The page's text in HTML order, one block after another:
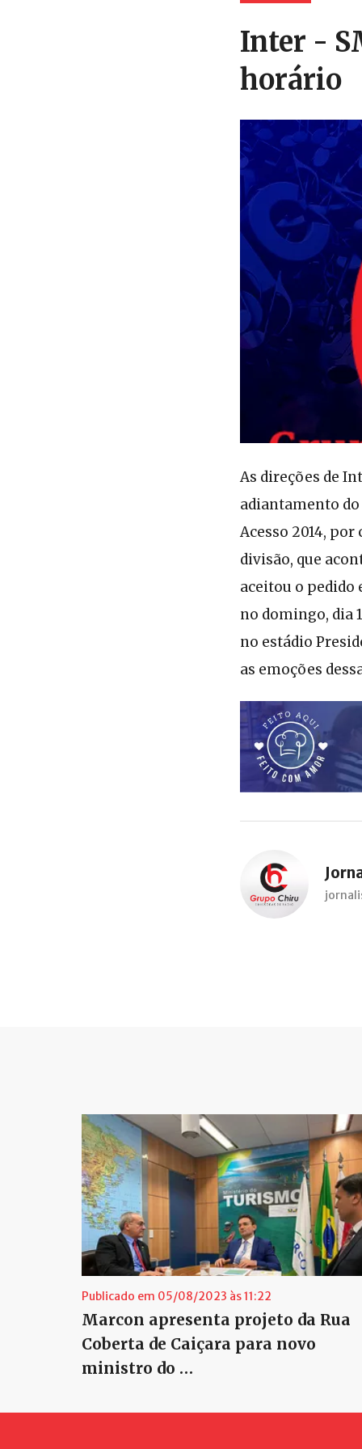
Inter -
horário
As direções de
adiantamento
Acesso 2014,
divisão, que
aceitou o pedido
no domingo, dia
no estádio
as emoções
Publicado em 05/08/2023 às 11:22
Marcon apresenta projeto da Rua
Coberta de Caiçara para novo
ministro do …